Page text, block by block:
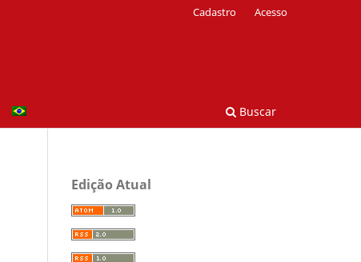
Buscar
Cadastro Acesso
Edição Atual